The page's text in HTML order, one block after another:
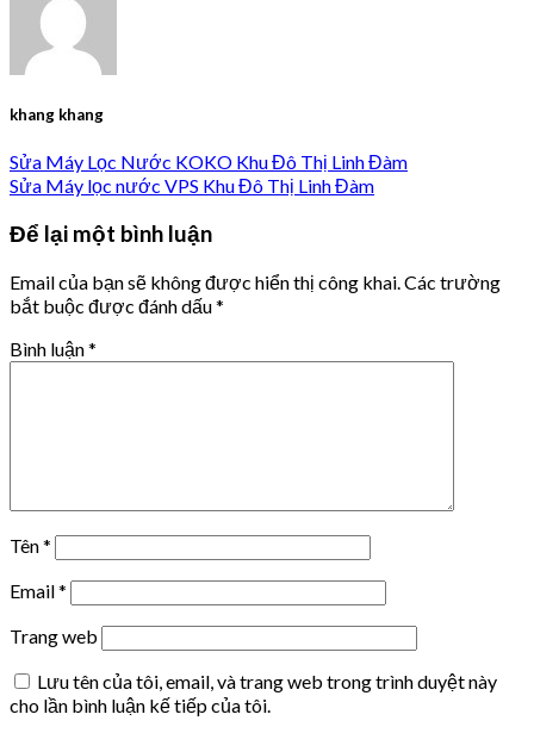
khang khang
Sửa Máy Lọc Nước KOKO Khu Đô Thị Linh Đàm
Sửa Máy lọc nước VPS Khu Đô Thị Linh Đàm
Để lại một bình luận
Email của bạn sẽ không được hiển thị công khai. Các trường
bắt buộc được đánh dấu*
Bình luận*
Tên*
Email*
Trang web
Lưu tên của tôi, email, và trang web trong trình duyệt này
cho lần bình luận kế tiếp của tôi.